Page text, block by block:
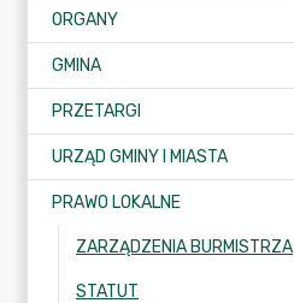
ORGANY
GMINA
PRZETARGI
URZĄD GMINY I MIASTA
PRAWO LOKALNE
ZARZĄDZENIA BURMISTRZA
STATUT